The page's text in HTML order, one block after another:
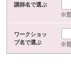
講師名で選ぶ
※
ワークショッ
プ名で選ぶ
※